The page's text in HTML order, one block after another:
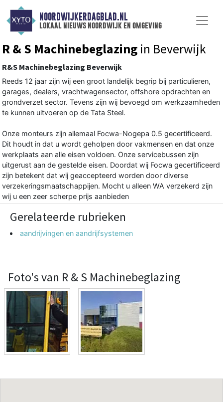
NOORDWIJKERDAGBLAD.NL
lokaal nieuws noordwijk en omgeving
R & S Machinebeglazing in Beverwijk
R&S Machinebeglazing Beverwijk
Reeds 12 jaar zijn wij een groot landelijk begrip bij particulieren,
garages, dealers, vrachtwagensector, offshore opdrachten en
grondverzet sector. Tevens zijn wij bevoegd om werkzaamheden
te kunnen uitvoeren op de Tata Steel.
Onze monteurs zijn allemaal Focwa-Nogepa 0.5 gecertificeerd.
Dit houdt in dat u wordt geholpen door vakmensen en dat onze
werkplaats aan alle eisen voldoen. Onze servicebussen zijn
uitgerust aan de gestelde eisen. Doordat wij Focwa gecertificeerd
zijn betekent dat wij geaccepteerd worden door diverse
verzekeringsmaatschappijen. Mocht u alleen WA verzekerd zijn
wij u een zeer scherpe prijs aanbieden
Gerelateerde rubrieken
aandrijvingen en aandrijfsystemen
Foto's van R & S Machinebeglazing